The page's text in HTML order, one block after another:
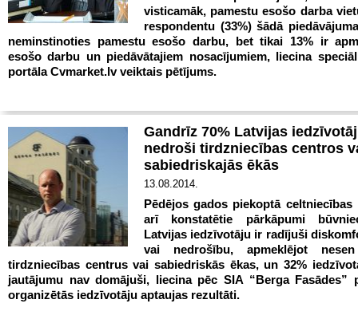
visticamāk, pamestu esošo darba
respondentu (33%) šādā
neminstinoties pamestu esošo darbu, bet tikai 13% ir
esošo darbu un piedāvātajiem nosacījumiem, liecina
portāla Cvmarket.lv veiktais pētījums.
Gandrīz 70% Latvijas
nedroši tirdzniecības centros
sabiedriskajās ēkās
13.08.2014.
Pēdējos gados piekoptā celtniecības
arī konstatētie pārkāpumi
Latvijas iedzīvotāju ir radījuši
vai nedrošību, apmeklējot
tirdzniecības centrus vai sabiedriskās ēkas, un 32%
jautājumu nav domājuši, liecina pēc SIA “Berga Fasādes”
organizētās iedzīvotāju aptaujas rezultāti.